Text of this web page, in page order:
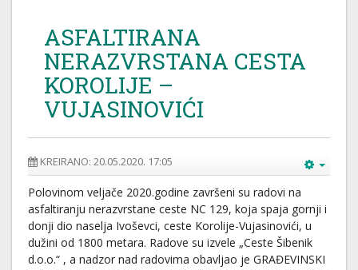
ASFALTIRANA
NERAZVRSTANA CESTA
KOROLIJE –
VUJASINOVIĆI
KREIRANO: 20.05.2020. 17:05
Polovinom veljače 2020.godine završeni su radovi na
asfaltiranju nerazvrstane ceste NC 129, koja spaja gornji i
donji dio naselja Ivoševci, ceste Korolije-Vujasinovići, u
dužini od 1800 metara. Radove su izvele „Ceste Šibenik
d.o.o.“ , a nadzor nad radovima obavljao je GRAĐEVINSKI